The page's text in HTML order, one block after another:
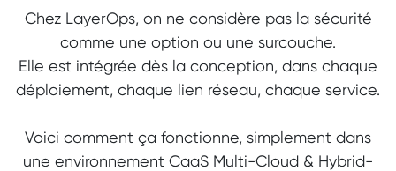
Chez LayerOps, on ne considère pas la sécurité
comme une option ou une surcouche.
Elle est intégrée dès la conception, dans chaque
déploiement, chaque lien réseau, chaque service.
Voici comment ça fonctionne, simplement dans
une environnement CaaS Multi-Cloud & Hybrid-